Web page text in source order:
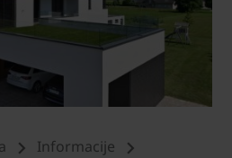
Informacije